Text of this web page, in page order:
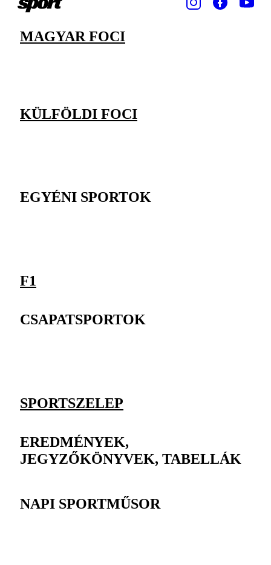
MAGYAR FOCI
KÜLFÖLDI FOCI
EGYÉNI SPORTOK
F1
CSAPATSPORTOK
SPORTSZELEP
EREDMÉNYEK,
JEGYZŐKÖNYVEK, TABELLÁK
NAPI SPORTMŰSOR